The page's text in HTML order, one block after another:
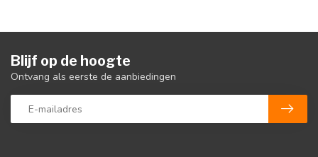
Blijf op de hoogte
Ontvang als eerste de aanbiedingen